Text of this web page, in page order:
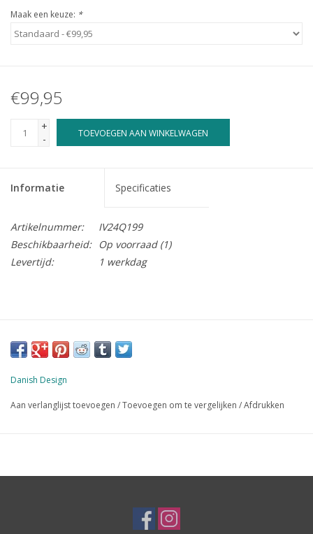
Maak een keuze: *
€99,95
+
-
TOEVOEGEN AAN WINKELWAGEN
Informatie Specificaties
Artikelnummer:
IV24Q199
Beschikbaarheid:
Op voorraad(1)
Levertijd:
1 werkdag
Danish Design
Aan verlanglijst toevoegen /Toevoegen om te vergelijken /Afdrukken